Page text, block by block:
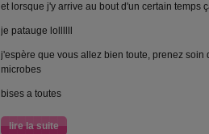
et lorsque j'y arrive au bout d'un certain temps
je patauge lollllll
j'espère que vous allez bien toute, prenez soin
microbes
bises a toutes
lire la suite